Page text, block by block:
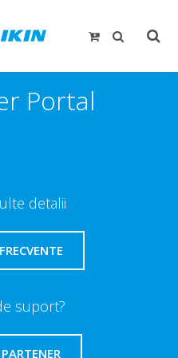
Portal
detalii
suport?